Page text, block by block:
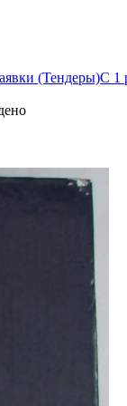
(Тендеры)С 1